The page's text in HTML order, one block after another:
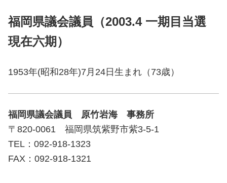
福岡県議会議員（2003.4 一期目当選
現在六期）
1953年(昭和28年)7月24日生まれ（73歳）
福岡県議会議員 原竹岩海 事務所
〒820-0061 福岡県筑紫野市紫3-5-1
TEL：092-918-1323
FAX：092-918-1321